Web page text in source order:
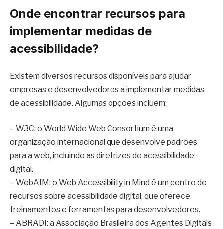
Onde encontrar recursos para
implementar medidas de
acessibilidade?
Existem diversos recursos disponíveis para ajudar
empresas e desenvolvedores a implementar medidas
de acessibilidade. Algumas opções incluem:
– W3C: o World Wide Web Consortium é uma
organização internacional que desenvolve padrões
para a web, incluindo as diretrizes de acessibilidade
digital.
– WebAIM: o Web Accessibility in Mind é um centro de
recursos sobre acessibilidade digital, que oferece
treinamentos e ferramentas para desenvolvedores.
– ABRADI: a Associação Brasileira dos Agentes Digitais